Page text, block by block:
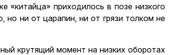
«китайца» приходилось в позе низкого
но ни от царапин, ни от грязи толком не
крутящий момент на низких оборотах